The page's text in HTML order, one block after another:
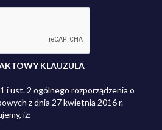
KLAUZULA
i ust. 2 ogólnego rozporządzenia o
z dnia 27 kwietnia 2016 r.
iż: